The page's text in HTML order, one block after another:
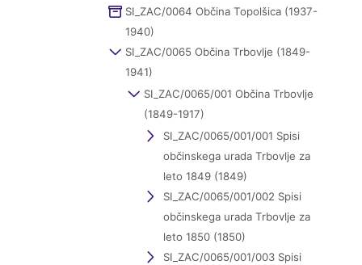
SI_ZAC/0064 Občina Topolšica (1937-
1940)
SI_ZAC/0065 Občina Trbovlje (1849-
1941)
SI_ZAC/0065/001 Občina Trbovlje
(1849-1917)
SI_ZAC/0065/001/001 Spisi
občinskega urada Trbovlje za
leto 1849 (1849)
SI_ZAC/0065/001/002 Spisi
občinskega urada Trbovlje za
leto 1850 (1850)
SI_ZAC/0065/001/003 Spisi